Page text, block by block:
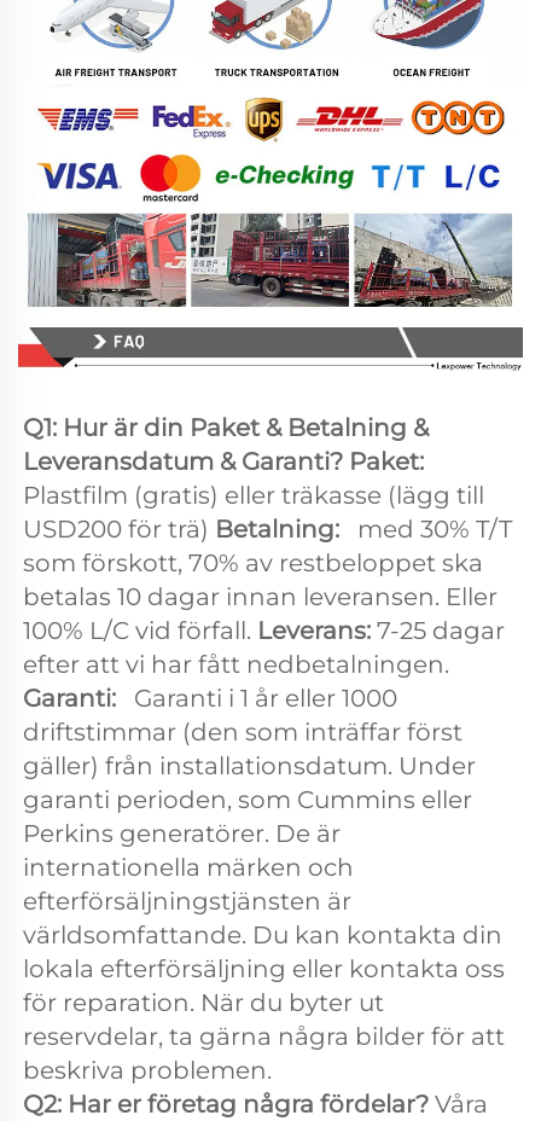
Q1: Hur är din Paket & Betalning &
Plastfilm (gratis) eller träkasse (lägg till
USD200 för trä) Betalning: med 30% T/T
som förskott, 70% av restbeloppet ska
betalas 10 dagar innan leveransen. Eller
100% L/C vid förfall. Leverans: 7-25 dagar
Garanti: Garanti i 1 år eller 1000
driftstimmar (den som inträffar först
gäller) från installationsdatum. Under
garanti perioden, som Cummins eller
Perkins generatörer. De är
internationella märken och
efterförsäljningstjänsten är
världsomfattande. Du kan kontakta din
lokala efterförsäljning eller kontakta oss
för reparation. När du byter ut
reservdelar, ta gärna några bilder för att
beskriva problemen.
Q2: Har er företag några fördelar? Våra